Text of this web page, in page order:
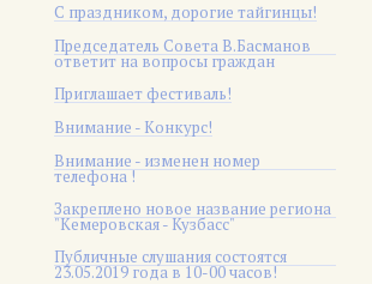
С праздником, дорогие тайгинцы!
Председатель Совета В.Басманов
ответит на вопросы граждан
Приглашает фестиваль!
Внимание - Конкурс!
Внимание - изменен номер
телефона !
Закреплено новое название региона
"Кемеровская - Кузбасс"
Публичные слушания состоятся
23.05.2019 года в 10-00 часов!